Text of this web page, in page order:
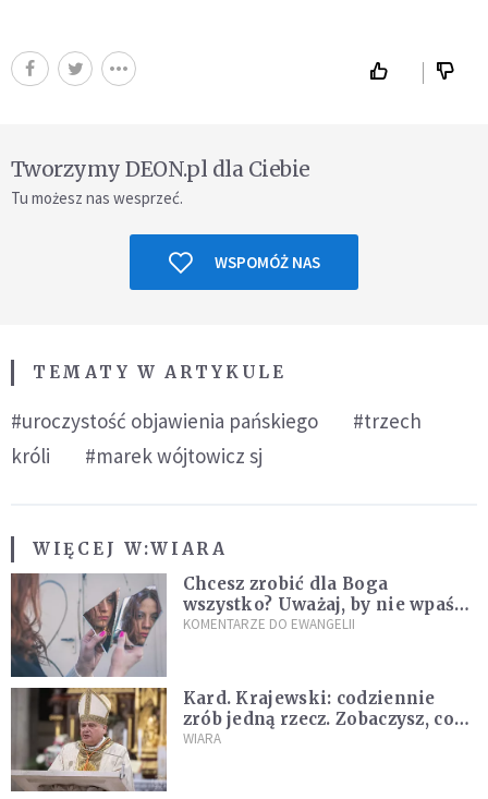
Tworzymy DEON.pl dla Ciebie
Tu możesz nas wesprzeć.
WSPOMÓŻ NAS
TEMATY W ARTYKULE
#uroczystość objawienia pańskiego
#trzech
króli
#marek wójtowicz sj
WIĘCEJ W:WIARA
Chcesz zrobić dla Boga
wszystko? Uważaj, by nie wpaść
w groźną pułapkę
KOMENTARZE DO EWANGELII
Kard. Krajewski: codziennie
zrób jedną rzecz. Zobaczysz, co
stanie się z twoim życiem
WIARA